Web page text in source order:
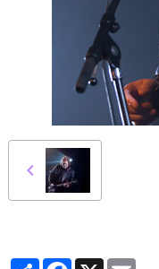
PartagerFacebook
X